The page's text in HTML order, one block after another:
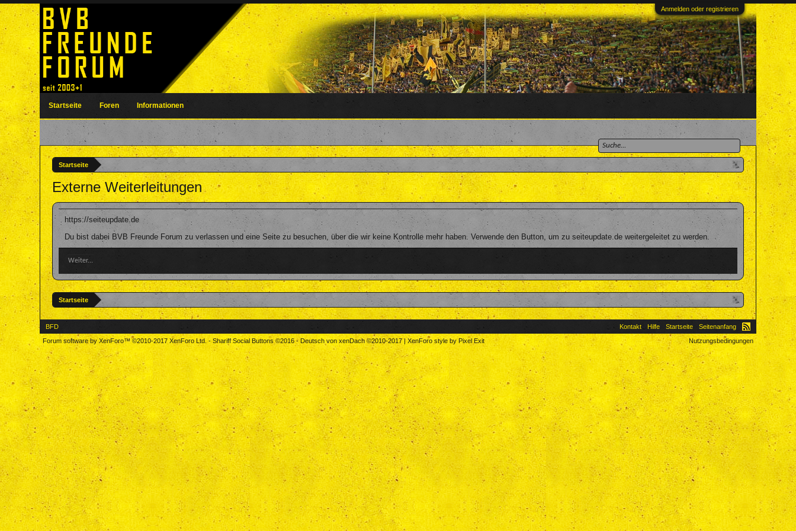
Anmelden oder registrieren
Startseite
Externe Weiterleitungen
https://seiteupdate.de
Du bist dabei BVB Freunde Forum zu verlassen und eine Seite zu besuchen, über die wir keine Kontrolle mehr haben. Verwende den Button, um zu seiteupdate.de weitergeleitet zu werden.
Weiter...
Startseite
Startseite Foren Informationen
BFD Kontakt Hilfe Startseite
Seitenanfang
Nutzungsbedingungen
Forum software by XenForo™©2010-2017 XenForo Ltd. -Shariff Social Buttons©2016-Deutsch von xenDach©2010-2017 | XenForo style by Pixel Exit